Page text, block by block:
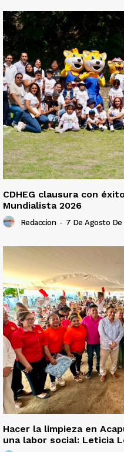
CDHEG clausura con
Mundialista 2026
Redaccion - 7 De Agosto De
Hacer la limpieza en
una labor social: Leticia